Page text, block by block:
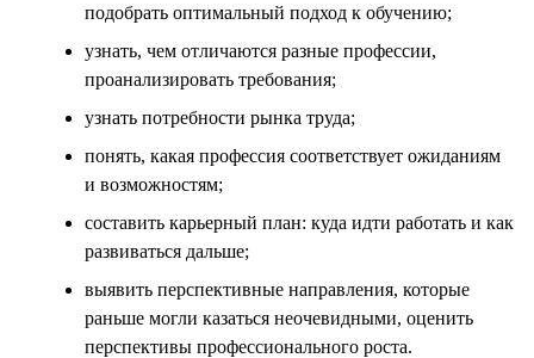
подобрать оптимальный подход к обучению;
узнать, чем отличаются разные профессии,
проанализировать требования;
узнать потребности рынка труда;
понять, какая профессия соответствует ожиданиям
и возможностям;
составить карьерный план: куда идти работать и как
развиваться дальше;
выявить перспективные направления, которые
раньше могли казаться неочевидными, оценить
перспективы профессионального роста.